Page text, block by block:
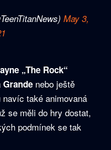
May 3,
„The Rock“
nebo ještě
navíc také animovaná
se měli do hry dostat,
podmínek se tak